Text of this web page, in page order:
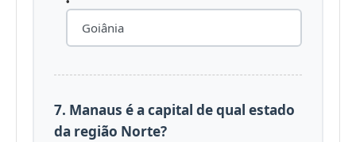
Goiânia
7. Manaus é a capital de qual estado
da região Norte?